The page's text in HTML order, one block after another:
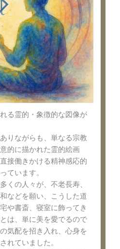
る霊的・象徴的な図像が
りながらも、単なる宗教
的に描かれた霊的絵画
接働きかける精神感応的
ています。
くの人々が、不老長寿、
などを願い、こうした道
や書斎、寝室に飾ってき
は、単に美を愛でるので
気配を招き入れ、心身を
れていました。